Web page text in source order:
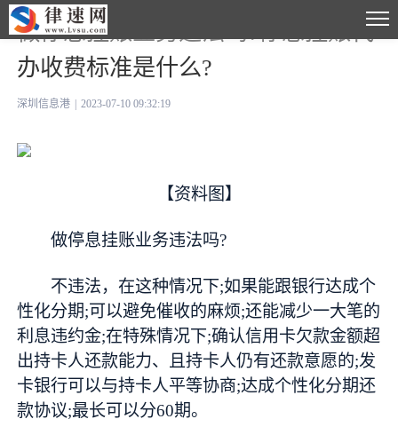
做停息挂账业务违法吗?停息挂账代
办收费标准是什么?
深圳信息港 2023-07-10 09:32:19
【资料图】
做停息挂账业务违法吗?
不违法，在这种情况下;如果能跟银行达成个
性化分期;可以避免催收的麻烦;还能减少一大笔的
利息违约金;在特殊情况下;确认信用卡欠款金额超
出持卡人还款能力、且持卡人仍有还款意愿的;发
卡银行可以与持卡人平等协商;达成个性化分期还
款协议;最长可以分60期。